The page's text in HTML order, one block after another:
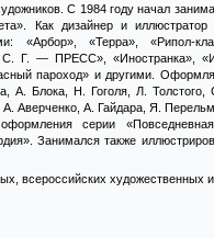
С 1984 году начал
Как дизайнер и иллюстратор
«Арбор», «Терра», «Рипол-
Г. — ПРЕСС», «Иностранка»,
пароход» и другими.
А. Блока, Н. Гоголя, Л.
А. Аверченко, А. Гайдара, Я.
серии
Занимался также
всероссийских художественных